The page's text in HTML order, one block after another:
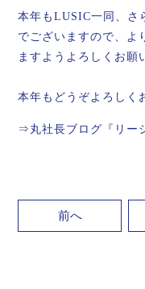
本年もLUSIC一同、さ
でございますので、よ
ますようよろしくお願
本年もどうぞよろしく
⇒丸社長ブログ『リー
前へ